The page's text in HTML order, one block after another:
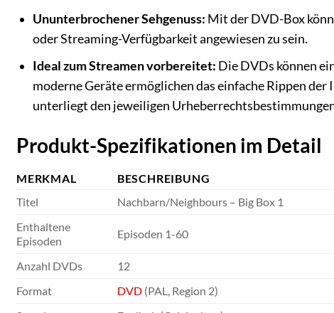
Ununterbrochener Sehgenuss: Mit der DVD-Box
oder Streaming-Verfügbarkeit angewiesen zu sein.
Ideal zum Streamen vorbereitet: Die DVDs können
moderne Geräte ermöglichen das einfache Rippen
unterliegt den jeweiligen
Produkt-Spezifikationen im Detail
MERKMAL
BESCHREIBUNG
Titel
Nachbarn/Neighbours – Big Box 1
Enthaltene
Episoden
Episoden 1-60
Anzahl DVDs
12
Format
DVD(PAL, Region 2)